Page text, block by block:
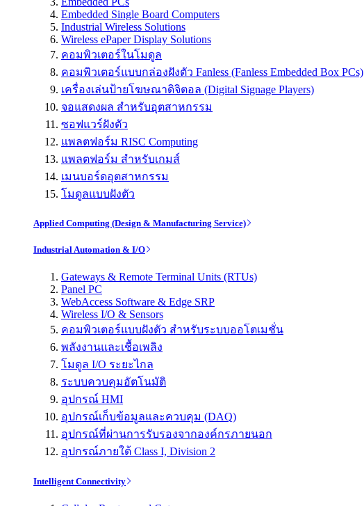
Embedded Single Board Computers
Industrial Wireless Solutions
Wireless ePaper Display Solutions
คอมพิวเตอร์ในโมดูล
คอมพิวเตอร์แบบกล่องฝังตัว Fanless (Fanless Embedded Box PCs)
เครื่องเล่นป้ายโฆษณาดิจิตอล (Digital Signage Players)
จอแสดงผล สำหรับอุตสาหกรรม
ซอฟแวร์ฝังตัว
แพลตฟอร์ม RISC Computing
แพลตฟอร์ม สำหรับเกมส์
เมนบอร์ดอุตสาหกรรม
โมดูลแบบฝังตัว
Applied Computing (Design & Manufacturing Service)
Industrial Automation & I/O
Gateways & Remote Terminal Units (RTUs)
Panel PC
WebAccess Software & Edge SRP
Wireless I/O & Sensors
คอมพิวเตอร์แบบฝังตัว สำหรับระบบออโตเมชั่น
พลังงานและเชื้อเพลิง
โมดูล I/O ระยะไกล
ระบบควบคุมอัตโนมัติ
อุปกรณ์ HMI
อุปกรณ์เก็บข้อมูลและควบคุม (DAQ)
อุปกรณ์ที่ผ่านการรับรองจากองค์กรภายนอก
อุปกรณ์ภายใต้ Class I, Division 2
Intelligent Connectivity